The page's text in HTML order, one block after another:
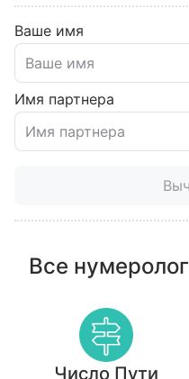
Ваше имя
Имя партнера
Все
Число Пути